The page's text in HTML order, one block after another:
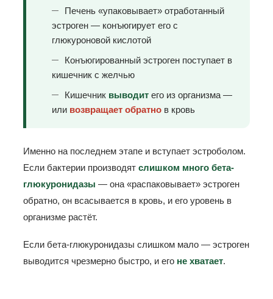
Печень «упаковывает» отработанный
эстроген — конъюгирует его с
глюкуроновой кислотой
Конъюгированный эстроген поступает в
кишечник с желчью
Кишечник выводит его из организма —
или возвращает обратно в кровь
Именно на последнем этапе и вступает эстроболом.
Если бактерии производят слишком много бета-
глюкуронидазы — она «распаковывает» эстроген
обратно, он всасывается в кровь, и его уровень в
организме растёт.
Если бета-глюкуронидазы слишком мало — эстроген
выводится чрезмерно быстро, и его не хватает.